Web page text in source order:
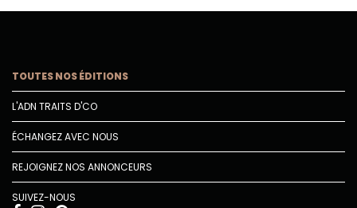
TOUTES NOS ÉDITIONS
L'ADN TRAITS D'CO
ÉCHANGEZ AVEC NOUS
REJOIGNEZ NOS ANNONCEURS
SUIVEZ-NOUS